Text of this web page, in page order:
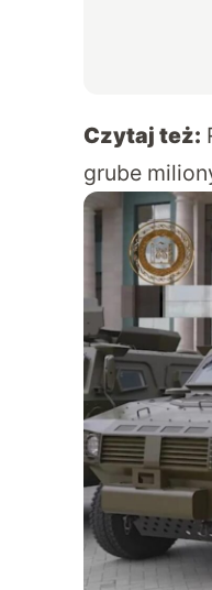
Czytaj też:
grube